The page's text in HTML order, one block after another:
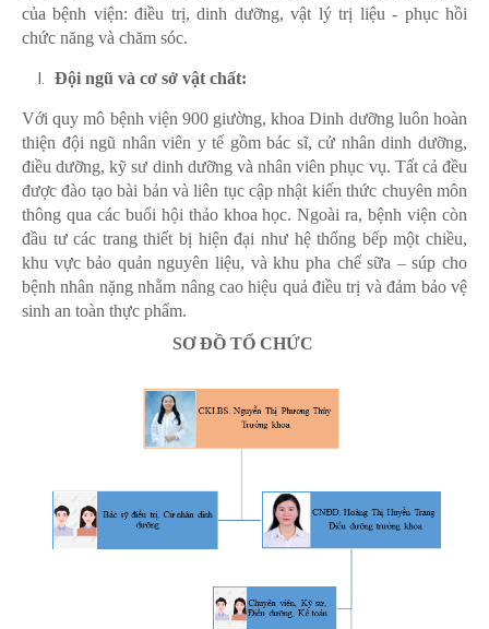
của bệnh viện: điều trị, dinh dưỡng, vật lý trị liệu - phục hồi
chức năng và chăm sóc.
Đội ngũ và cơ sở vật chất:
Với quy mô bệnh viện 900 giường, khoa Dinh dưỡng luôn hoàn
thiện đội ngũ nhân viên y tế gồm bác sĩ, cử nhân dinh dưỡng,
điều dưỡng, kỹ sư dinh dưỡng và nhân viên phục vụ. Tất cả đều
được đào tạo bài bản và liên tục cập nhật kiến thức chuyên môn
thông qua các buổi hội thảo khoa học. Ngoài ra, bệnh viện còn
đầu tư các trang thiết bị hiện đại như hệ thống bếp một chiều,
khu vực bảo quản nguyên liệu, và khu pha chế sữa – súp cho
bệnh nhân nặng nhằm nâng cao hiệu quả điều trị và đảm bảo vệ
sinh an toàn thực phẩm.
SƠ ĐỒ TỔ CHỨC